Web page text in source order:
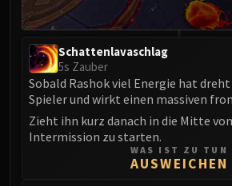
Raszageth
ICECROWN
Lord Marrowgar
Gunship Battle
Deathbringer
Festergut
Rotface
Schattenlavaschlag
5s Zauber
Sobald Rashok viel Energie hat
Spieler und wirkt einen massiven
Zieht ihn kurz danach in die Mitte
Intermission zu starten.
WAS IST ZU TUN
AUSWEICHEN